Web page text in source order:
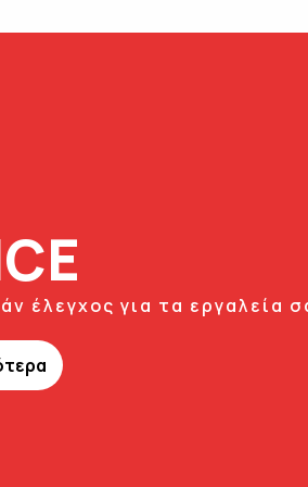
έλεγχος για τα εργαλεία